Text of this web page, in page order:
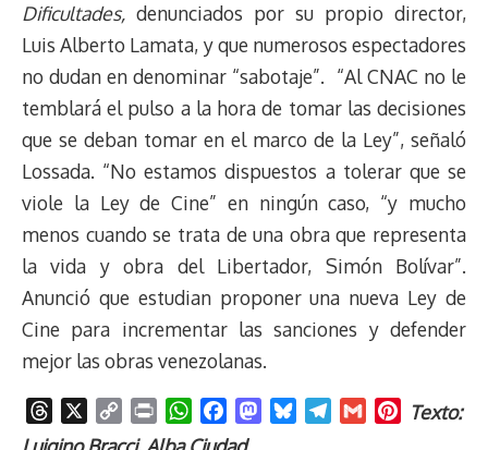
Dificultades, denunciados por su propio director,
Luis Alberto Lamata, y que numerosos espectadores
no dudan en denominar “sabotaje”. “Al CNAC no le
temblará el pulso a la hora de tomar las decisiones
que se deban tomar en el marco de la Ley”, señaló
Lossada. “No estamos dispuestos a tolerar que se
viole la Ley de Cine” en ningún caso, “y mucho
menos cuando se trata de una obra que representa
la vida y obra del Libertador, Simón Bolívar”.
Anunció que estudian proponer una nueva Ley de
Cine para incrementar las sanciones y defender
mejor las obras venezolanas.
h
o
r
W
h
a
M
Texto: